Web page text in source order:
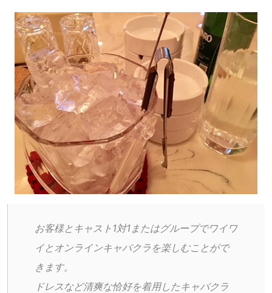
お客様とキャスト1対1またはグループでワイワ
イとオンラインキャバクラを楽しむことがで
きます。
ドレスなど清爽な恰好を着用したキャバクラ